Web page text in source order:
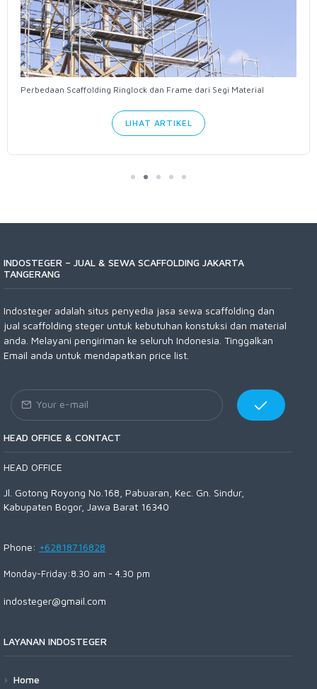
Perbedaan Scaffolding Ringlock dan Frame dari Segi Material
LIHAT ARTIKEL
INDOSTEGER – JUAL & SEWA SCAFFOLDING JAKARTA
TANGERANG
Indosteger adalah situs penyedia jasa sewa scaffolding dan
jual scaffolding steger untuk kebutuhan konstuksi dan material
anda. Melayani pengiriman ke seluruh Indonesia. Tinggalkan
Email anda untuk mendapatkan price list.
HEAD OFFICE & CONTACT
HEAD OFFICE
Jl. Gotong Royong No.168, Pabuaran, Kec. Gn. Sindur,
Kabupaten Bogor, Jawa Barat 16340
Phone: +62818716828
Monday-Friday:8.30 am - 4.30 pm
indosteger@gmail.com
LAYANAN INDOSTEGER
Home